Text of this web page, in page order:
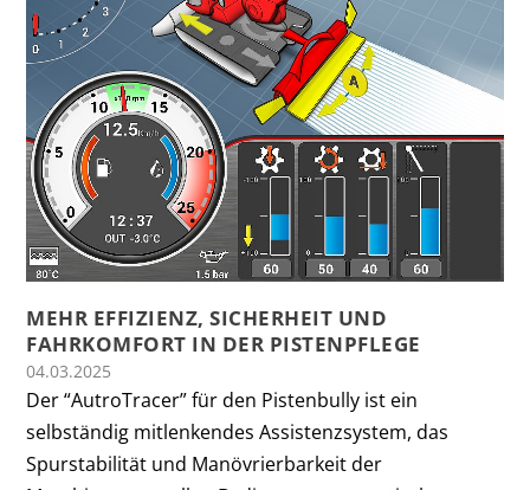
MEHR EFFIZIENZ, SICHERHEIT UND
FAHRKOMFORT IN DER PISTENPFLEGE
04.03.2025
Der “AutroTracer” für den Pistenbully ist ein
selbständig mitlenkendes Assistenzsystem, das
Spurstabilität und Manövrierbarkeit der